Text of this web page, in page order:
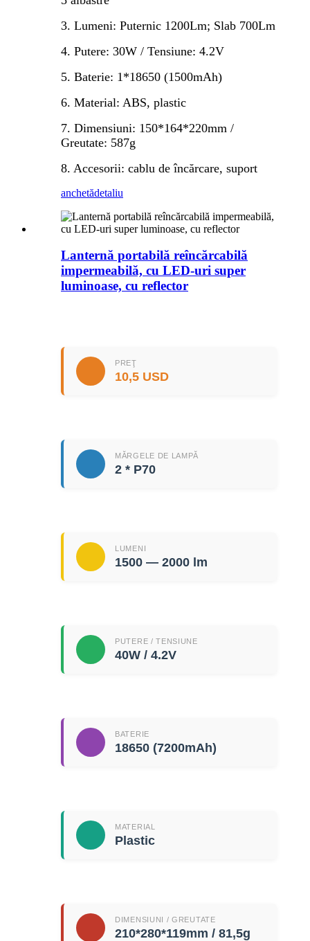
3. Lumeni: Puternic 1200Lm; Slab 700Lm
4. Putere: 30W / Tensiune: 4.2V
5. Baterie: 1*18650 (1500mAh)
6. Material: ABS, plastic
7. Dimensiuni: 150*164*220mm /
Greutate: 587g
8. Accesorii: cablu de încărcare, suport
anchetădetaliu
Lanternă portabilă reîncărcabilă
impermeabilă, cu LED-uri super
luminoase, cu reflector
PREŢ
10,5 USD
MĂRGELE DE LAMPĂ
2 * P70
LUMENI
1500 — 2000 lm
PUTERE / TENSIUNE
40W / 4.2V
BATERIE
18650 (7200mAh)
MATERIAL
Plastic
DIMENSIUNI / GREUTATE
210*280*119mm / 81,5g